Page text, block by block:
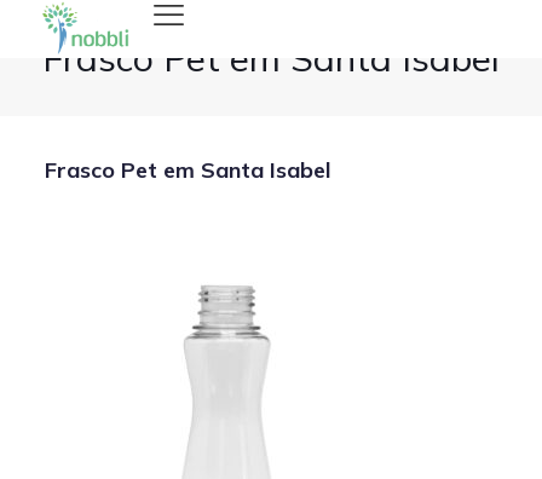
Frasco Pet em Santa Isabel
Frasco Pet em Santa Isabel